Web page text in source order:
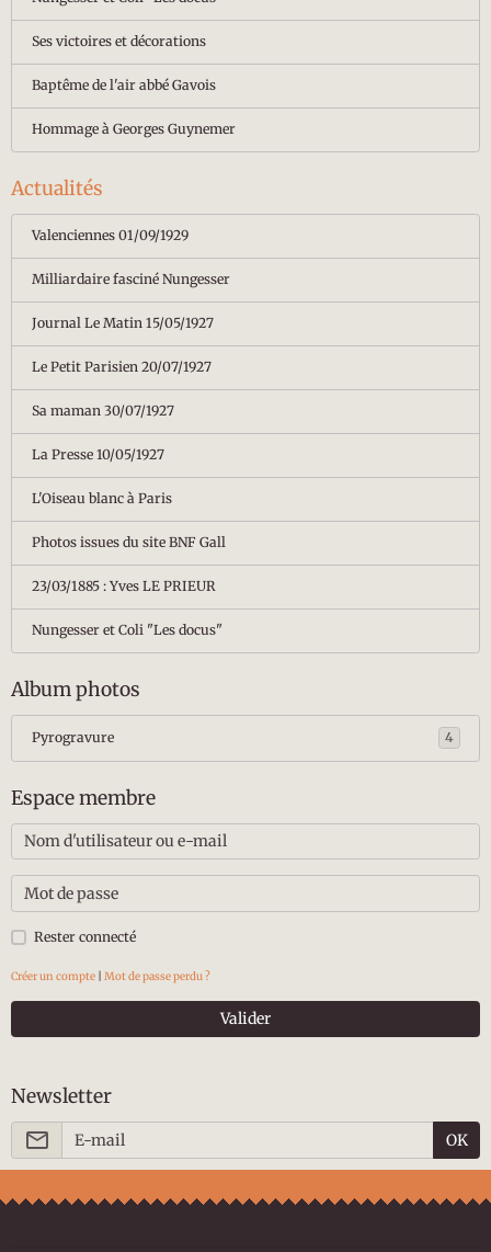
Ses victoires et décorations
Baptême de l'air abbé Gavois
Hommage à Georges Guynemer
Actualités
Valenciennes 01/09/1929
Milliardaire fasciné Nungesser
Journal Le Matin 15/05/1927
Le Petit Parisien 20/07/1927
Sa maman 30/07/1927
La Presse 10/05/1927
L'Oiseau blanc à Paris
Photos issues du site BNF Gall
23/03/1885 : Yves LE PRIEUR
Nungesser et Coli "Les docus"
Album photos
Pyrogravure 4
Espace membre
Rester connecté
Créer un compte | Mot de passe perdu ?
Valider
Newsletter
OK